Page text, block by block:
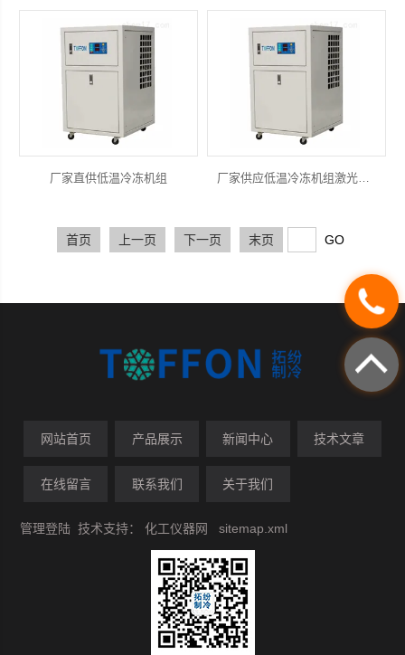
厂家直供低温冷冻机组 厂家供应低温冷冻机组激光冷水机
首页 上一页 下一页 末页
网站首页 产品展示 新闻中心 技术文章
在线留言 联系我们 关于我们
管理登陆 技术支持：化工仪器网 sitemap.xml